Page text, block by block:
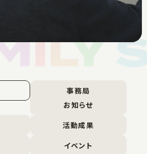
事務局
お知らせ
活動成果
イベント